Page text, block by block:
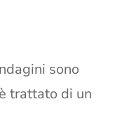
sono
trattato di un